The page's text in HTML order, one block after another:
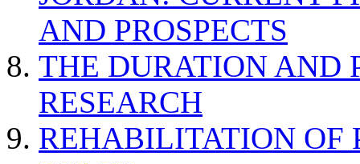
AND PROSPECTS
THE DURATION AND
RESEARCH
REHABILITATION OF